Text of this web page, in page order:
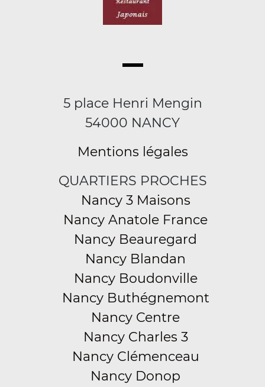
5 place Henri Mengin
54000 NANCY
Mentions légales
QUARTIERS PROCHES
Nancy 3 Maisons
Nancy Anatole France
Nancy Beauregard
Nancy Blandan
Nancy Boudonville
Nancy Buthégnemont
Nancy Centre
Nancy Charles 3
Nancy Clémenceau
Nancy Donop